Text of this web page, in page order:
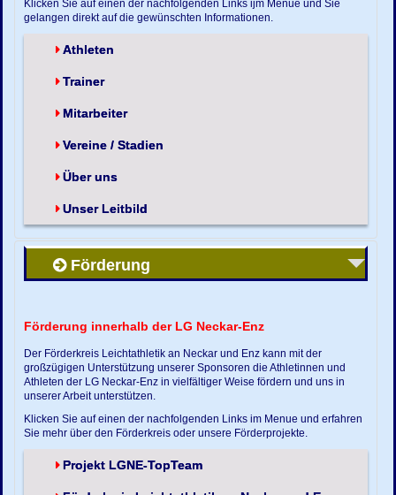
Klicken Sie auf einen der nachfolgenden Links ijm Menue und Sie
gelangen direkt auf die gewünschten Informationen.
Athleten
Trainer
Mitarbeiter
Vereine / Stadien
Über uns
Unser Leitbild
Förderung
Förderung innerhalb der LG Neckar-Enz
Der Förderkreis Leichtathletik an Neckar und Enz kann mit der
großzügigen Unterstützung unserer Sponsoren die Athletinnen und
Athleten der LG Neckar-Enz in vielfältiger Weise fördern und uns in
unserer Arbeit unterstützen.
Klicken Sie auf einen der nachfolgenden Links im Menue und erfahren
Sie mehr über den Förderkreis oder unsere Förderprojekte.
Projekt LGNE-TopTeam